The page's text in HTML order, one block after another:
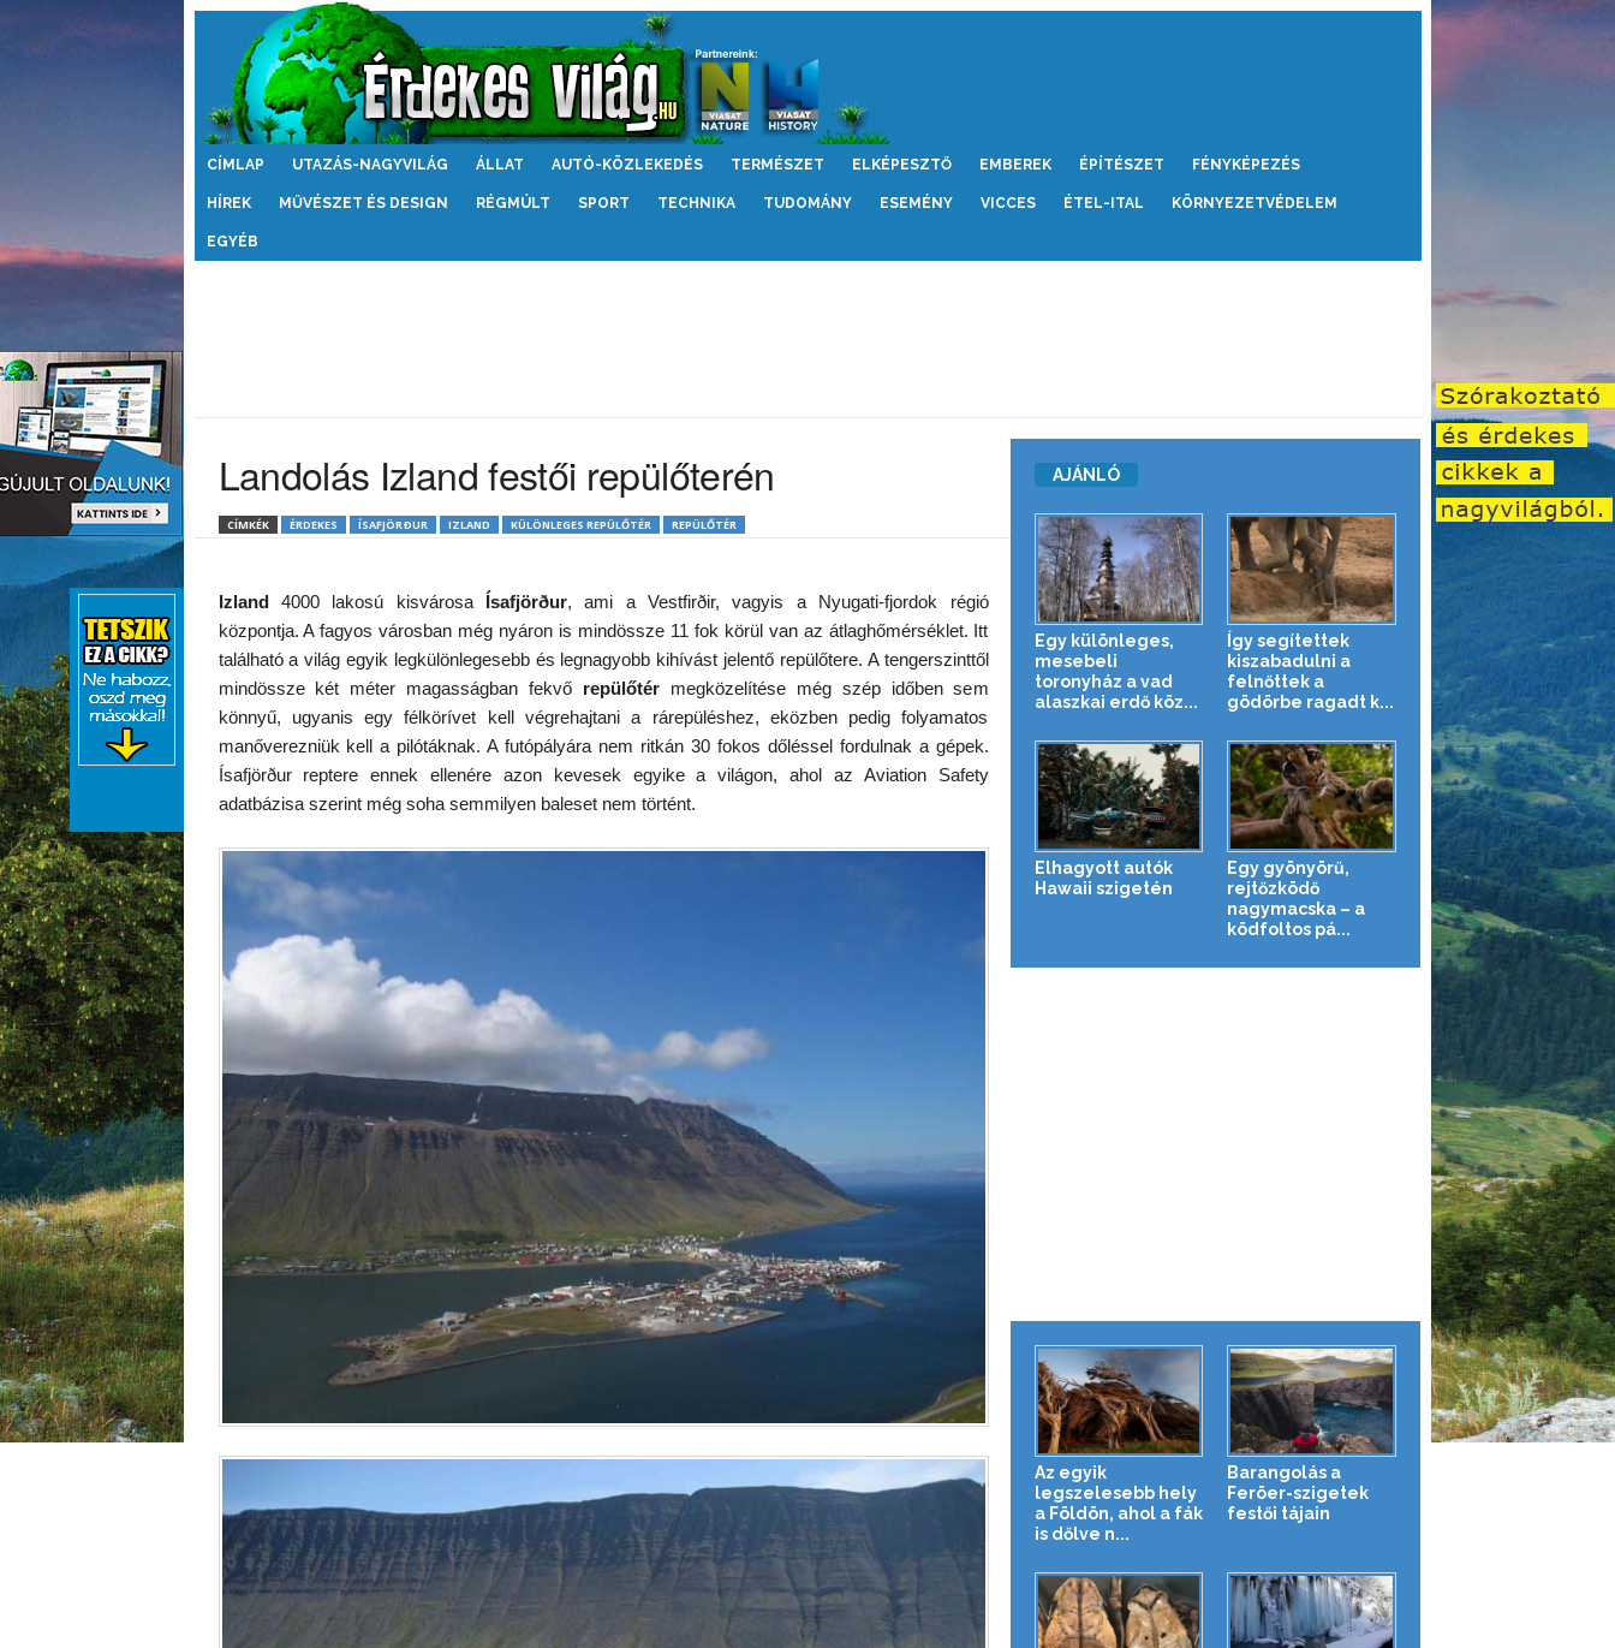
Érdekes
CÍMLAP UTAZÁS-NAGYVILÁG ÁLLAT AUTÓ-KÖZLEKEDÉS TERMÉSZET ELKÉPESZTŐ EMBEREK ÉPÍTÉSZET FÉNYKÉPEZÉS
HÍREK MŰVÉSZET ÉS DESIGN RÉGMÚLT SPORT TECHNIKA TUDOMÁNY ESEMÉNY VICCES ÉTEL-ITAL KÖRNYEZETVÉDELEM
EGYÉB
Landolás Izland festői repülőterén
CÍMKÉK ÉRDEKES ÍSAFJÖRÐUR IZLAND KÜLÖNLEGES REPÜLŐTÉR REPÜLŐTÉR
Izland4000 lakosú kisvárosa Ísafjörður, ami a Vestfirðir, vagyis a Nyugati-fjordok régió
központja. A fagyos városban még nyáron is mindössze 11 fok körül van az átlaghőmérséklet. Itt
található a világ egyik legkülönlegesebb és legnagyobb kihívást jelentő repülőtere. A tengerszinttől
mindössze két méter magasságban fekvő repülőtér megközelítése még szép időben sem
könnyű, ugyanis egy félkörívet kell végrehajtani a rárepüléshez, eközben pedig folyamatos
manőverezniük kell a pilótáknak. A futópályára nem ritkán 30 fokos dőléssel fordulnak a gépek.
Ísafjörður reptere ennek ellenére azon kevesek egyike a világon, ahol az Aviation Safety
adatbázisa szerint még soha semmilyen baleset nem történt.
AJÁNLÓ
Egy különleges,
mesebeli
toronyház a vad
alaszkai erdő köz...
Így segítettek
kiszabadulni a
felnőttek a
gödörbe ragadt k...
Elhagyott autók
Hawaii szigetén
Egy gyönyörű,
rejtőzködő
nagymacska – a
ködfoltos pá...
Az egyik
legszelesebb hely
a Földön, ahol a fák
is dőlve n...
Barangolás a
Feröer-szigetek
festői tájain